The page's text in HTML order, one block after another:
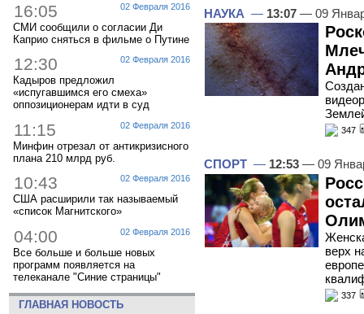
02 Февраля 2016
16:05
СМИ сообщили о согласии Ди
Каприо сняться в фильме о Путине
02 Февраля 2016
12:30
Кадыров предложил
«испугавшимся его смеха»
оппозиционерам идти в суд
02 Февраля 2016
11:15
Минфин отрезал от антикризисного
плана 210 млрд руб.
02 Февраля 2016
10:43
США расширили так называемый
«список Магнитского»
02 Февраля 2016
04:00
Все больше и больше новых
программ появляется на
телеканале "Синие страницы"
ГЛАВНАЯ НОВОСТЬ
НАУКА — 13:07 — 09
347
СПОРТ — 12:53 — 09
верх
337